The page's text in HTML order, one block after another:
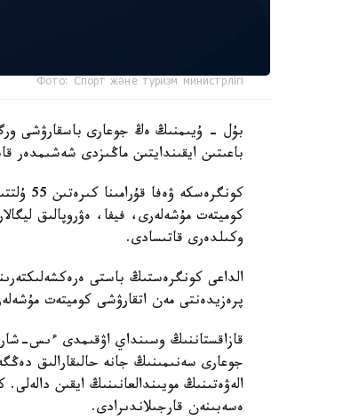
Фото: Спорт және туризм министрлігі
بۇل - ۇيىمنىڭ ەڭ جوعارى باسقارۋشى
باعىتىن ايقىندايتىن ماڭىزدى شەشىمدەر
كوميتەت مۇشەلەرى، فيفا، ەۋروپالىق
وكىلدەرى قاتىسادى.
الداعى كونگرەستىڭ باستى
پرەزيدەنتى مەن اتقارۋشى كوميتەت
قازاقستاننىڭ وسىنداي اۋقىمدى ءىس-
جوعارى سەنىمىنىڭ جانە حالىقارالىق
الەۋەتىنىڭ مويىندالعانىنىڭ ايقىن
ەسەبىنەن قارجىلاندىرادى.